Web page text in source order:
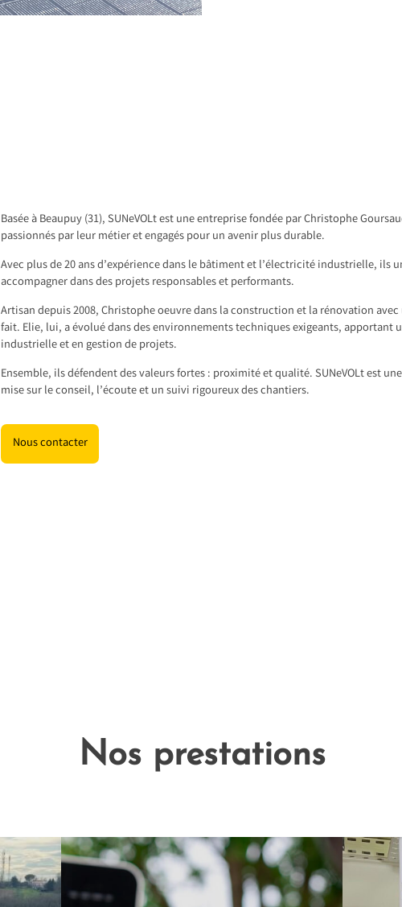
Basée à Beaupuy (31), SUNeVOLt est une entreprise fondée par Christophe
passionnés par leur métier et engagés pour un avenir plus durable.
Avec plus de 20 ans d’expérience dans le bâtiment et l’électricité industrielle, ils
accompagner dans des projets responsables et performants.
Artisan depuis 2008, Christophe oeuvre dans la construction et la rénovation
fait. Elie, lui, a évolué dans des environnements techniques exigeants, apportant
industrielle et en gestion de projets.
Ensemble, ils défendent des valeurs fortes : proximité et qualité. SUNeVOLt est
mise sur le conseil, l’écoute et un suivi rigoureux des chantiers.
Nous contacter
Nos prestations